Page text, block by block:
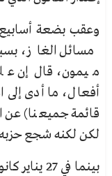
وعقب بضعة
مسائل الغاز،
ميمون، قال إن
قائمة جميعنا)
لكن لكنه شجع